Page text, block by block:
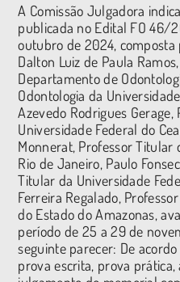
A Comissão Julgadora
publicada no Edital FO 46/
outubro de 2024, composta
Dalton Luiz de Paula
Departamento de
Odontologia da
Azevedo Rodrigues
Universidade Federal do
Monnerat, Professor Titular
Rio de Janeiro, Paulo
Titular da Universidade
Ferreira Regalado,
do Estado do Amazonas,
período de 25 a 29 de
seguinte parecer: De
prova escrita, prova prática,